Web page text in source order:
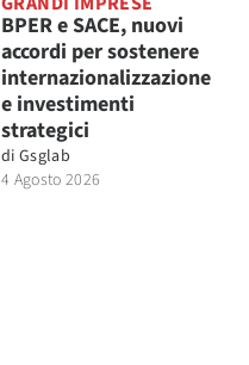
BPER e SACE, nuovi
accordi per sostenere
internazionalizzazione
e investimenti
strategici
di Gsglab
4 Agosto 2026